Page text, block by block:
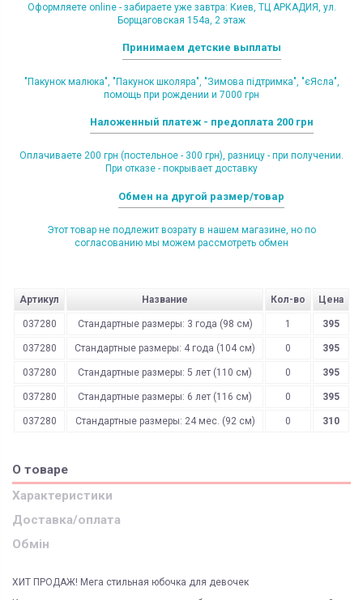
Оформляете online - забираете уже завтра: Киев, ТЦ АРКАДИЯ, ул.
Борщаговская 154а, 2 этаж
Принимаем детские выплаты
"Пакунок малюка", "Пакунок школяра", "Зимова підтримка", "єЯсла",
помощь при рождении и 7000 грн
Наложенный платеж - предоплата 200 грн
Оплачиваете 200 грн (постельное - 300 грн), разницу - при получении.
При отказе - покрывает доставку
Обмен на другой размер/товар
Этот товар не подлежит возрату в нашем магазине, но по
согласованию мы можем рассмотреть обмен
Артикул Название Кол-во Цена
037280 Стандартные размеры: 3 года (98 см) 1 395
037280 Стандартные размеры: 4 года (104 см) 0 395
037280 Стандартные размеры: 5 лет (110 см) 0 395
037280 Стандартные размеры: 6 лет (116 см) 0 395
037280 Стандартные размеры: 24 мес. (92 см) 0 310
О товаре
Характеристики
Доставка/оплата
Обмін
ХИТ ПРОДАЖ! Мега стильная юбочка для девочек